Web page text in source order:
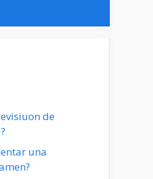
de
una